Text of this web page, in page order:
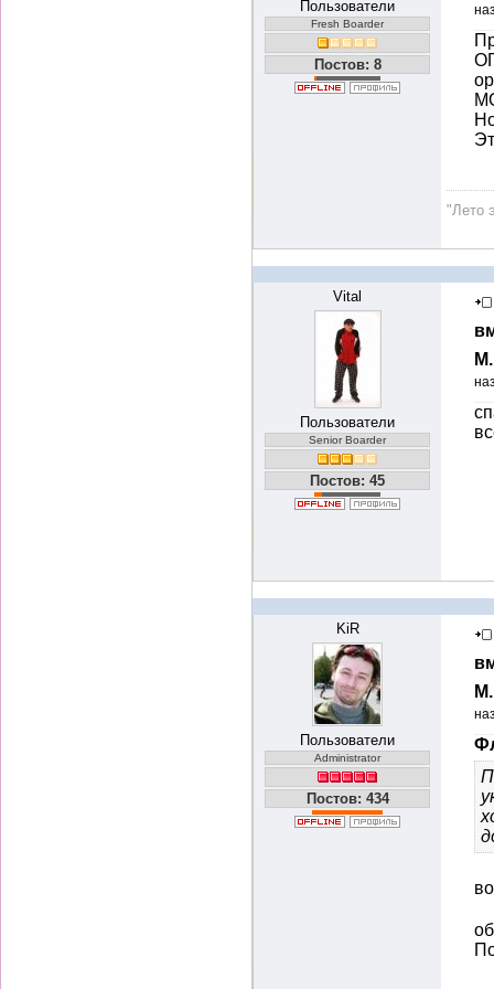
Пользователи
Fresh Boarder
Постов: 8
"Лето
Vital
Пользователи
Senior Boarder
Постов: 45
KiR
Пользователи
Administrator
Постов: 434